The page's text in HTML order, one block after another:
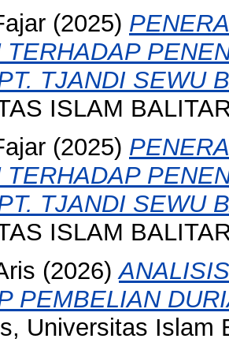
(2025)
TERHADAP
TJANDI SEWU
ISLAM
(2025)
TERHADAP
TJANDI SEWU
ISLAM
(2026)
PEMBELIAN
Universitas Islam